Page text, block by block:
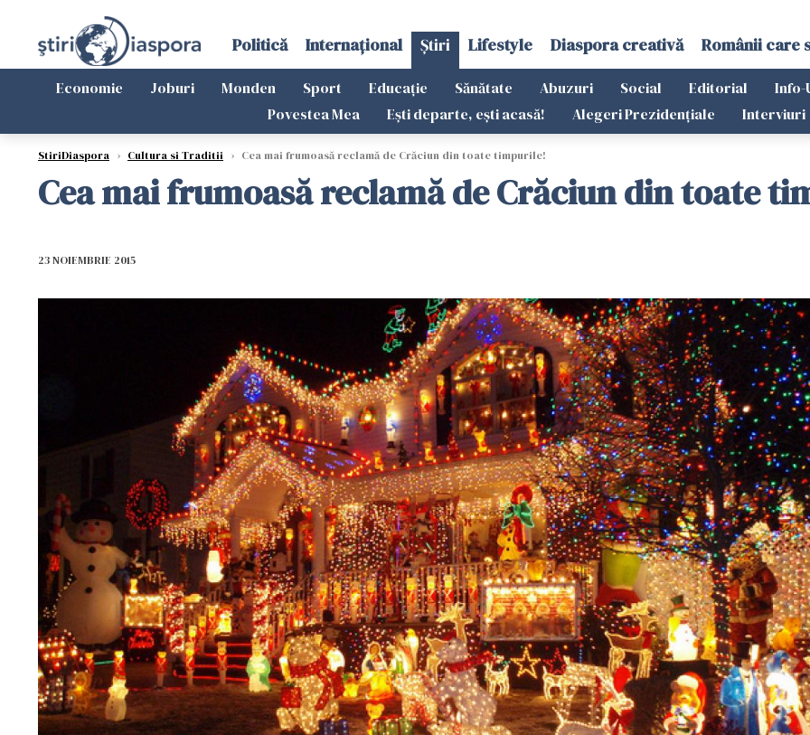
Politică Internațional Știri Lifestyle Diaspora creativă Românii care
Economie Joburi Monden Sport Educație Sănătate Abuzuri Social Editorial Info-
Povestea Mea
Ești departe, ești acasă! Alegeri Prezidențiale Interviuri
StiriDiaspora › Cultura si Traditii › Cea mai frumoasă reclamă de Crăciun din toate timpurile!
Cea mai frumoasă reclamă de Crăciun din toate
23 NOIEMBRIE 2015